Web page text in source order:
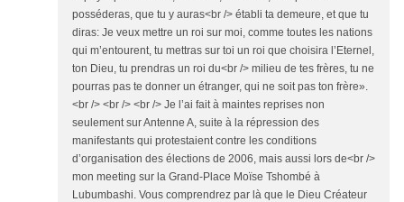
posséderas, que tu y auras<br /> établi ta demeure, et que tu
diras: Je veux mettre un roi sur moi, comme toutes les nations
qui m’entourent, tu mettras sur toi un roi que choisira l’Eternel,
ton Dieu, tu prendras un roi du<br /> milieu de tes frères, tu ne
pourras pas te donner un étranger, qui ne soit pas ton frère».
<br /> <br /> <br /> Je l’ai fait à maintes reprises non
seulement sur Antenne A, suite à la répression des
manifestants qui protestaient contre les conditions
d’organisation des élections de 2006, mais aussi lors de<br />
mon meeting sur la Grand-Place Moïse Tshombé à
Lubumbashi. Vous comprendrez par là que le Dieu Créateur